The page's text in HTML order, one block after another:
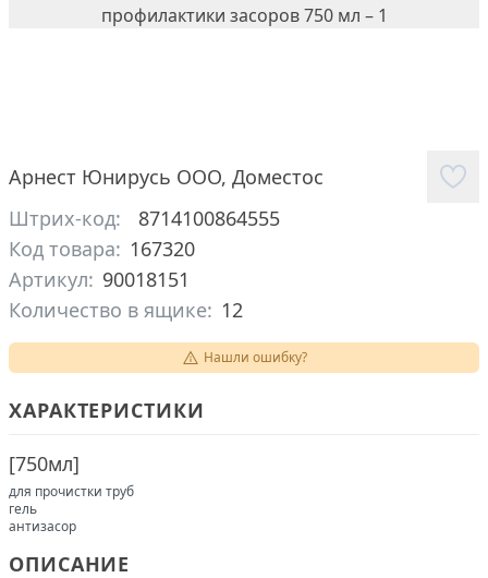
Арнест Юнирусь ООО, Доместос
Штрих-код:
8714100864555
Код товара: 167320
Артикул: 90018151
Количество в ящике: 12
Нашли ошибку?
ХАРАКТЕРИСТИКИ
[750мл]
для прочистки труб
гель
антизасор
ОПИСАНИЕ